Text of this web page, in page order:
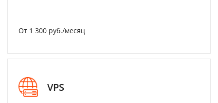
От 1 300 руб./месяц
VPS